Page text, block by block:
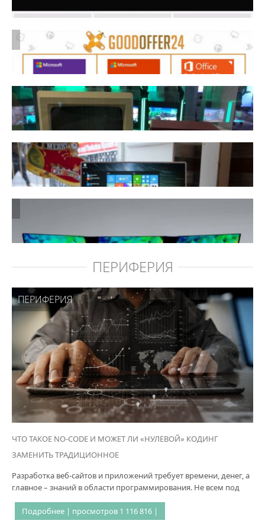
ПЕРИФЕРИЯ
ПЕРИФЕРИЯ
ЧТО ТАКОЕ NO-CODE И МОЖЕТ ЛИ «НУЛЕВОЙ» КОДИНГ
ЗАМЕНИТЬ ТРАДИЦИОННОЕ
Разработка веб-сайтов и приложений требует времени, денег, а
главное – знаний в области программирования. Не всем под
Подробнее | просмотров 1 116 816 |